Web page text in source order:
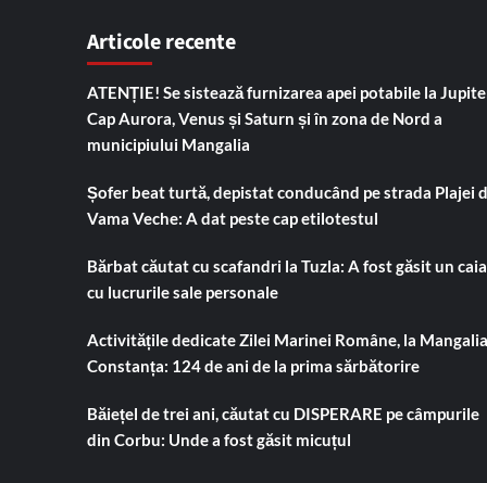
Articole recente
ATENȚIE! Se sistează furnizarea apei potabile la
Cap Aurora, Venus și Saturn și în zona de Nord a
municipiului Mangalia
Șofer beat turtă, depistat conducând pe strada Plajei
Vama Veche: A dat peste cap etilotestul
Bărbat căutat cu scafandri la Tuzla: A fost găsit un
cu lucrurile sale personale
Activitățile dedicate Zilei Marinei Române, la
Constanța: 124 de ani de la prima sărbătorire
Băiețel de trei ani, căutat cu DISPERARE pe câmpurile
din Corbu: Unde a fost găsit micuțul